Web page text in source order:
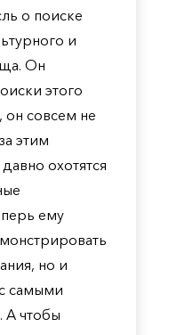
о поиске
и
Он
этого
он совсем не
этим
охотятся
ему
но и
самыми
А чтобы